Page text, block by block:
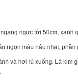
ngực tới 50cm, xanh
ngọn màu nâu nhạt, phần
và hơi rủ xuống. Lá kim